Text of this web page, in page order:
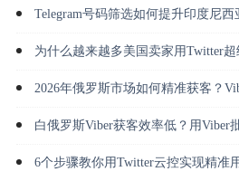
Telegram号码筛选如何提升印度尼西
为什么越来越多美国卖家用Twitter超级裂变
2026年俄罗斯市场如何精准获客？
白俄罗斯Viber获客效率低？用Viber
6个步骤教你用Twitter云控实现精准